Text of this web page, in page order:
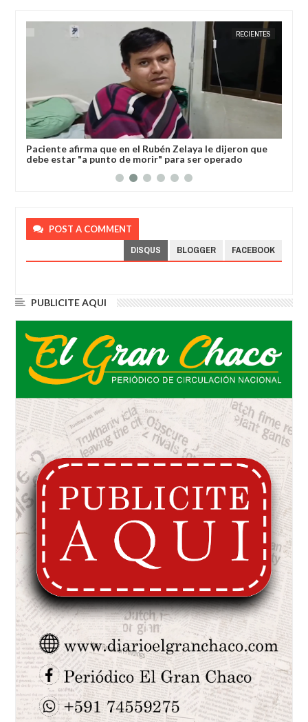
RECIENTES
Paciente afirma que en el Rubén Zelaya le dijeron que
debe estar "a punto de morir" para ser operado
POST A COMMENT
DISQUS BLOGGER FACEBOOK
PUBLICITE AQUI